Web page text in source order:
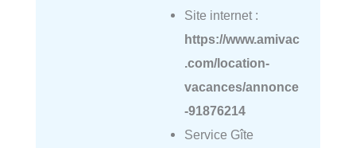
Site internet :
https://www.amivac
.com/location-
vacances/annonce
-91876214
Service Gîte